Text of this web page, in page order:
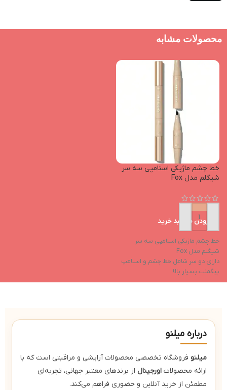
محصولات مشابه
خط چشم ماژیکی استامپی سه سر
شیگلم مدل Fox
افزودن به سبد خرید
خط چشم ماژیکی استامپی سه سر
شیگلم مدل Fox
دارای دو سر شامل خط چشم و استامپ
پيگمنت بسيار بالا
ماندگاری عالی
درباره میلنو
میلنو فروشگاه تخصصی محصولات آرایشی و مراقبتی است که با
ارائه محصولات اورجینال از برندهای معتبر جهانی، تجربه‌ای
مطمئن از خرید آنلاین و حضوری فراهم می‌کند.